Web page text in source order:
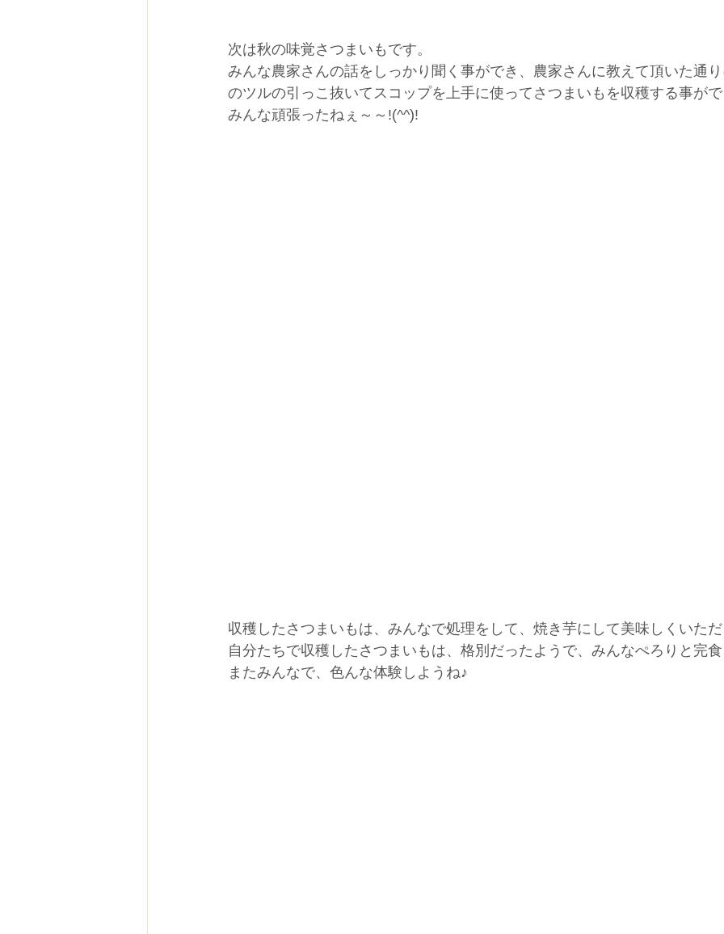
次は秋の味覚さつまいもです。
みんな農家さんの話をしっかり聞く事ができ、農家さんに教えて頂いた通
のツルの引っこ抜いてスコップを上手に使ってさつまいもを収穫する事がで
みんな頑張ったねぇ～～!(^^)!
収穫したさつまいもは、みんなで処理をして、焼き芋にして美味しくいただ
自分たちで収穫したさつまいもは、格別だったようで、みんなぺろりと完食
またみんなで、色んな体験しようね♪